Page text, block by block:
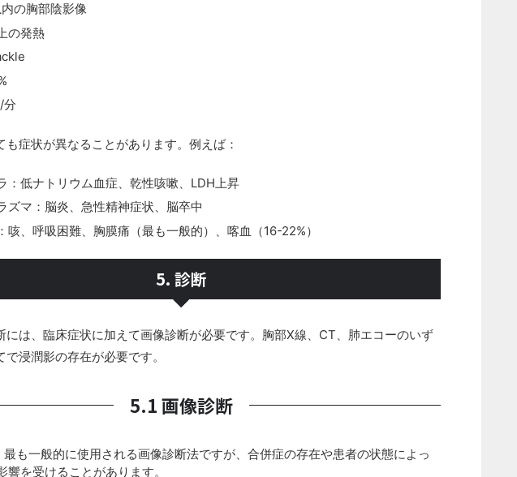
の胸部陰影像
の発熱
分
も症状が異なることがあります。例えば：
：低ナトリウム血症、乾性咳嗽、LDH上昇
ズマ：脳炎、急性精神症状、脳卒中
咳、呼吸困難、胸膜痛（最も一般的）、喀血（16-22%）
5. 診断
には、臨床症状に加えて画像診断が必要です。胸部X線、CT、肺エコーのいず
浸潤影の存在が必要です。
5.1 画像診断
最も一般的に使用される画像診断法ですが、合併症の存在や患者の状態によっ
響を受けることがあります。